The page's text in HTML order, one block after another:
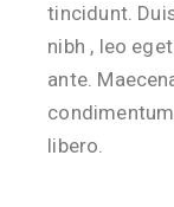
tincidunt.
nibh , leo
ante.
libero.